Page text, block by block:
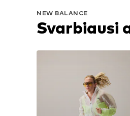
NEW BALANCE
Svarbiausi